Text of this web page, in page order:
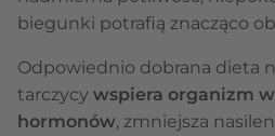
biegunki potrafią znacząco
Odpowiednio dobrana dieta
tarczycy wspiera organizm
hormonów, zmniejsza